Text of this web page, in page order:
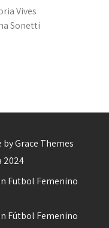
Vives
Sonetti
Grace Themes
2024
Futbol Femenino
Fútbol Femenino